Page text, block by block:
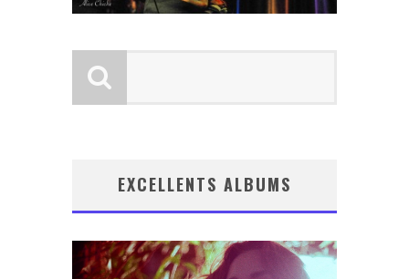
EXCELLENTS ALBUMS